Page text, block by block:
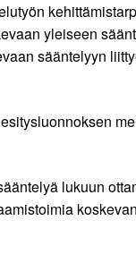
yleiseen
sääntelyyn
lukuun